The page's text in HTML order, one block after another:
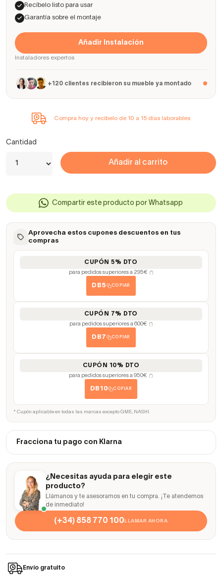
Recíbelo listo para usar
Garantía sobre el montaje
Añadir Instalación
Instaladores expertos
+120 clientes recibieron su mueble ya montado
Compra hoy y recíbelo de 10 a 15 días laborables
Cantidad
Añadir al carrito
Compartir este producto por Whatsapp
Aprovecha estos cupones descuentos en tus
compras
CUPÓN 5% DTO
para pedidos superiores a 295€ (*)
DB5 COPIAR
CUPÓN 7% DTO
para pedidos superiores a 600€ (*)
DB7 COPIAR
CUPÓN 10% DTO
para pedidos superiores a 950€ (*)
DB10 COPIAR
* Cupón aplicable en todas las marcas excepto GME, NASHI.
Fracciona tu pago con Klarna
¿Necesitas ayuda para elegir este
producto?
Llámanos y te asesoramos en tu compra. ¡Te atendemos
de inmediato!
(+34) 858 770 100LLAMAR AHORA
Envío gratuito